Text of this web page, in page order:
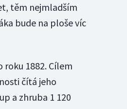
těm nejmladším
bude na ploše víc
roku 1882. Cílem
čítá jeho
a zhruba 1 120